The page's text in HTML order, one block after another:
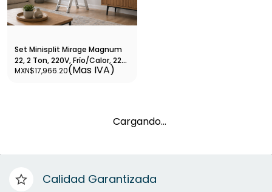
Set Minisplit Mirage Magnum
22, 2 Ton, 220V, Frío/Calor, 22
SEER, 24,000 BTU, R410A,
MXN$17,966.20(Mas IVA)
Cargando…
Calidad Garantizada